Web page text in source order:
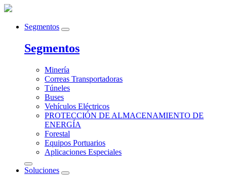
Segmentos
Segmentos
Minería
Correas Transportadoras
Túneles
Buses
Vehículos Eléctricos
PROTECCIÓN DE ALMACENAMIENTO DE
ENERGÍA
Forestal
Equipos Portuarios
Aplicaciones Especiales
Soluciones